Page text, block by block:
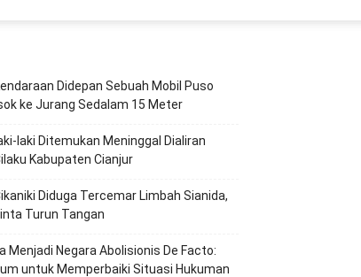
Didepan Sebuah Mobil Puso
ke Jurang Sedalam 15 Meter
laki Ditemukan Meninggal Dialiran
Kabupaten Cianjur
Diduga Tercemar Limbah Sianida,
Turun Tangan
Menjadi Negara Abolisionis De Facto:
untuk Memperbaiki Situasi Hukuman